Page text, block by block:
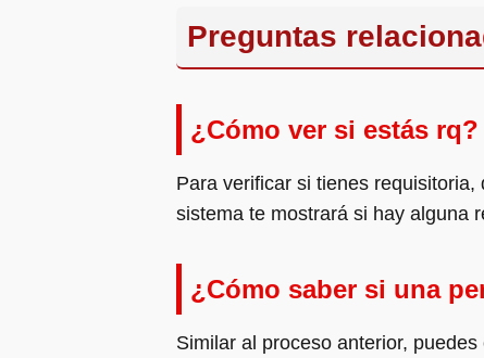
Preguntas
¿Cómo ver si estás rq?
Para verificar si tienes
sistema te mostrará si hay alguna
¿Cómo saber si una
Similar al proceso anterior,